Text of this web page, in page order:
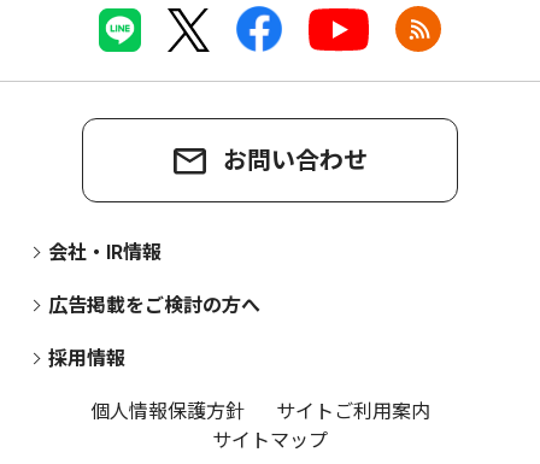
お問い合わせ
会社・IR情報
広告掲載をご検討の方へ
採用情報
個人情報保護方針
サイトご利用案内
サイトマップ